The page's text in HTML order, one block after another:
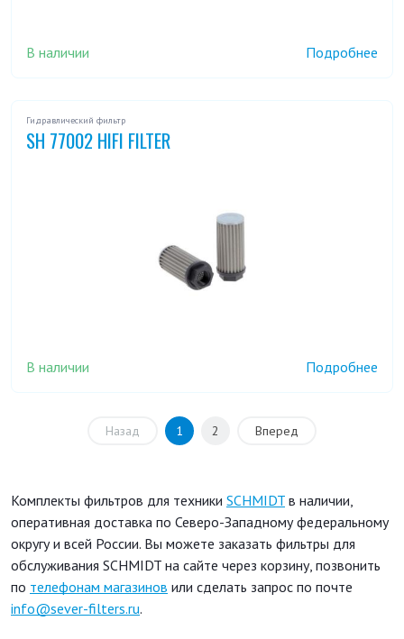
В наличии Подробнее
Гидравлический фильтр
SH 77002 HIFI FILTER
В наличии Подробнее
Назад 1 2 Вперед
Комплекты фильтров для техники SCHMIDT в наличии,
оперативная доставка по Северо-Западному федеральному
округу и всей России. Вы можете заказать фильтры для
обслуживания SCHMIDT на сайте через корзину, позвонить
по телефонам магазинов или сделать запрос по почте
info@sever-filters.ru.